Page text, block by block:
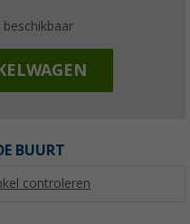
BUURT
controleren